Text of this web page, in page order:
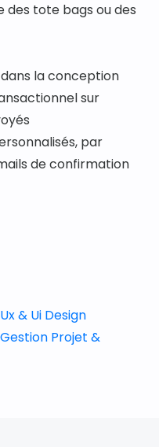
des tote bags ou des
la conception
sur
par
de confirmation
& Ui Design
Projet &